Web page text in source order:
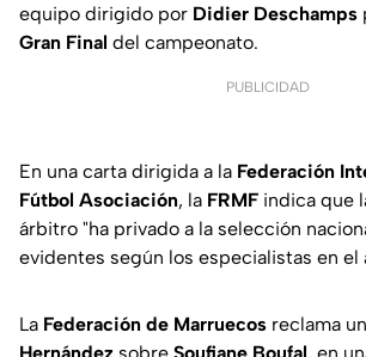
equipo dirigido por Didier Deschamps
Gran Final del campeonato.
PUBLICIDAD
En una carta dirigida a la Federación
Fútbol Asociación, la FRMF indica que
árbitro "ha privado a la selección
evidentes según los especialistas en el
La Federación de Marruecos reclama